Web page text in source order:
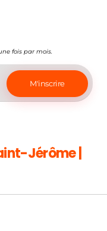
fois par mois.
Jérôme |